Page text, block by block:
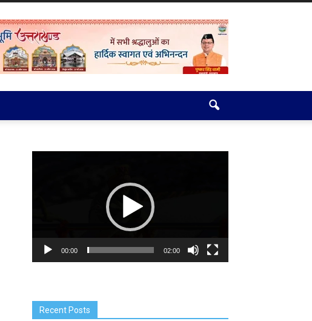
00:00 02:00
Recent Posts